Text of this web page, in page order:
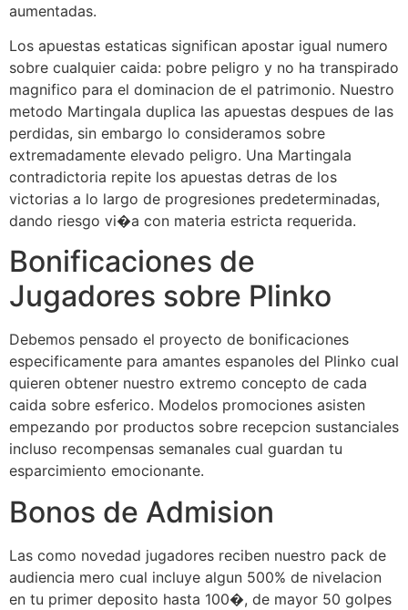
aumentadas.
Los apuestas estaticas significan apostar igual numero
sobre cualquier caida: pobre peligro y no ha transpirado
magnifico para el dominacion de el patrimonio. Nuestro
metodo Martingala duplica las apuestas despues de las
perdidas, sin embargo lo consideramos sobre
extremadamente elevado peligro. Una Martingala
contradictoria repite los apuestas detras de los
victorias a lo largo de progresiones predeterminadas,
dando riesgo vi�a con materia estricta requerida.
Bonificaciones de
Jugadores sobre Plinko
Debemos pensado el proyecto de bonificaciones
especificamente para amantes espanoles del Plinko cual
quieren obtener nuestro extremo concepto de cada
caida sobre esferico. Modelos promociones asisten
empezando por productos sobre recepcion sustanciales
incluso recompensas semanales cual guardan tu
esparcimiento emocionante.
Bonos de Admision
Las como novedad jugadores reciben nuestro pack de
audiencia mero cual incluye algun 500% de nivelacion
en tu primer deposito hasta 100�, de mayor 50 golpes